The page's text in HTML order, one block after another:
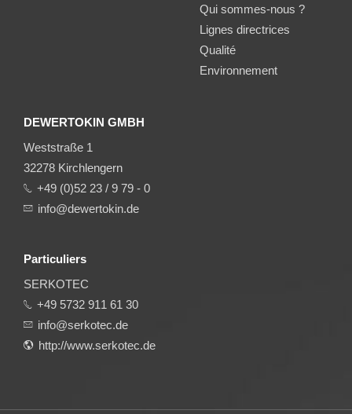
Qui sommes-nous ?
Lignes directrices
Qualité
Environnement
DEWERTOKIN GMBH
Weststraße 1
32278 Kirchlengern
+49 (0)52 23 / 9 79 - 0
info@dewertokin.de
Particuliers
SERKOTEC
+49 5732 911 61 30
info@serkotec.de
http://www.serkotec.de